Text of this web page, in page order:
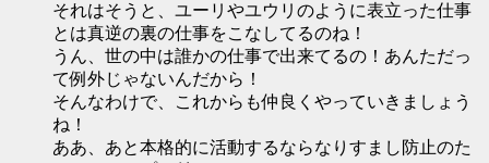
それはそうと、ユーリやユウリのように表立った仕事
とは真逆の裏の仕事をこなしてるのね！
うん、世の中は誰かの仕事で出来てるの！あんただっ
て例外じゃないんだから！
そんなわけで、これからも仲良くやっていきましょう
ね！
ああ、あと本格的に活動するならなりすまし防止のた